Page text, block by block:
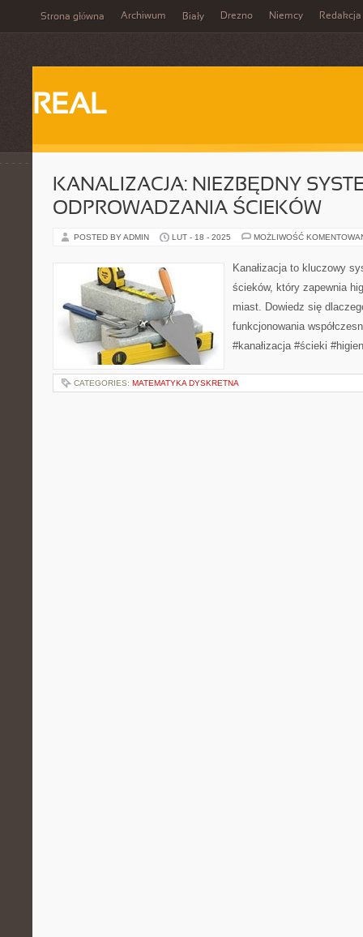
Strona główna Archiwum Biały Drezno Niemcy Redakcja
REAL
KANALIZACJA: NIEZBĘDNY
ODPROWADZANIA ŚCIEKÓW
POSTED BY ADMIN LUT - 18 - 2025 MOŻLIWOŚĆ
Kanałizacja to kluczowy
ścieków, który zapewnia
miast. Dowiedz się
funkcjonowania
#kanałizacja #ścieki
CATEGORIES: MATEMATYKA DYSKRETNA